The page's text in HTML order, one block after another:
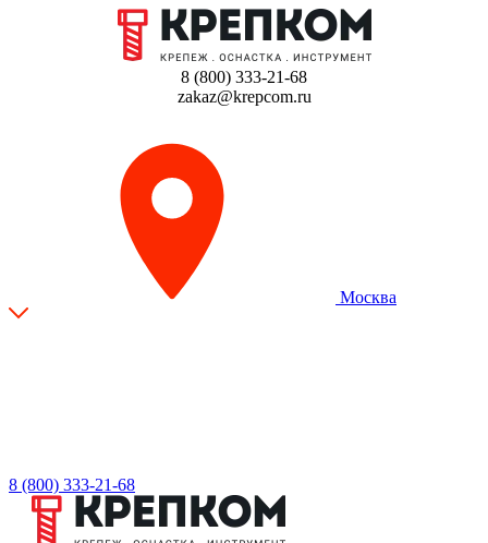
8 (800) 333-21-68
zakaz@krepcom.ru
Москва
8 (800) 333-21-68